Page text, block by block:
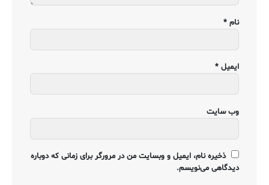
نام *
ایمیل *
وب‌ سایت
ذخیره نام، ایمیل و وبسایت من در مرورگر برای زمانی که دوباره
دیدگاهی می‌نویسم.